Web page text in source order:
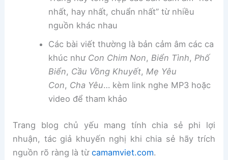
nhất, hay nhất, chuẩn nhất” từ nhiều
nguồn khác nhau
Các bài viết thường là bản cảm âm các ca
khúc như Con Chim Non, Biển Tình, Phố
Biển, Cầu Vồng Khuyết, Mẹ Yêu
Con, Cha Yêu… kèm link nghe MP3 hoặc
video để tham khảo
Trang blog chủ yếu mang tính chia sẻ phi lợi
nhuận, tác giả khuyến nghị khi chia sẻ hãy trích
nguồn rõ ràng là từcamamviet.com.